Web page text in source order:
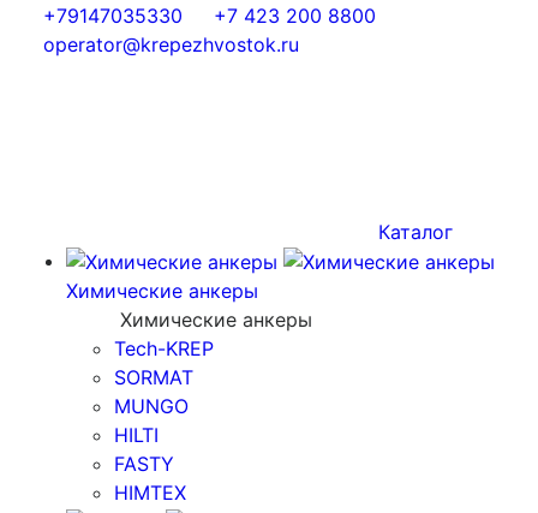
+79147035330
+7 423 200 8800
operator@krepezhvostok.ru
Каталог
Химические анкеры
Химические анкеры
Tech-KREP
SORMAT
MUNGO
HILTI
FASTY
HIMTEX